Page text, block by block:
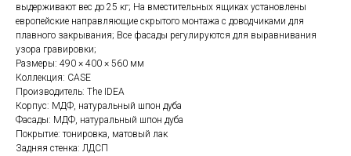
выдерживают вес до 25 кг; На вместительных ящиках установлены
европейские направляющие скрытого монтажа с доводчиками для
плавного закрывания; Все фасады регулируются для выравнивания
узора гравировки;
Размеры: 490 × 400 × 560 мм
Коллекция: CASE
Производитель: The IDEA
Корпус: МДФ, натуральный шпон дуба
Фасады: МДФ, натуральный шпон дуба
Покрытие: тонировка, матовый лак
Задняя стенка: ЛДСП